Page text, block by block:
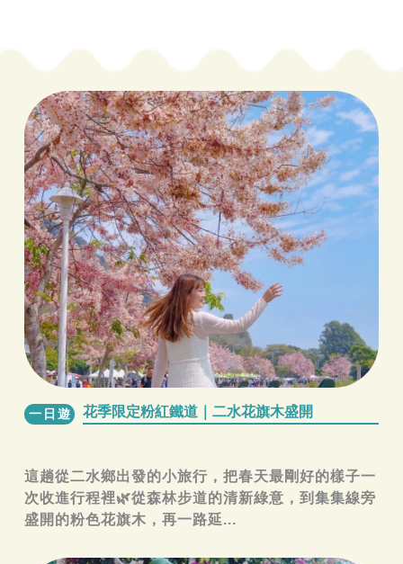
一日遊 花季限定粉紅鐵道｜二水花旗木盛開
這趟從二水鄉出發的小旅行，把春天最剛好的樣子一
次收進行程裡🌿從森林步道的清新綠意，到集集線旁
盛開的粉色花旗木，再一路延...